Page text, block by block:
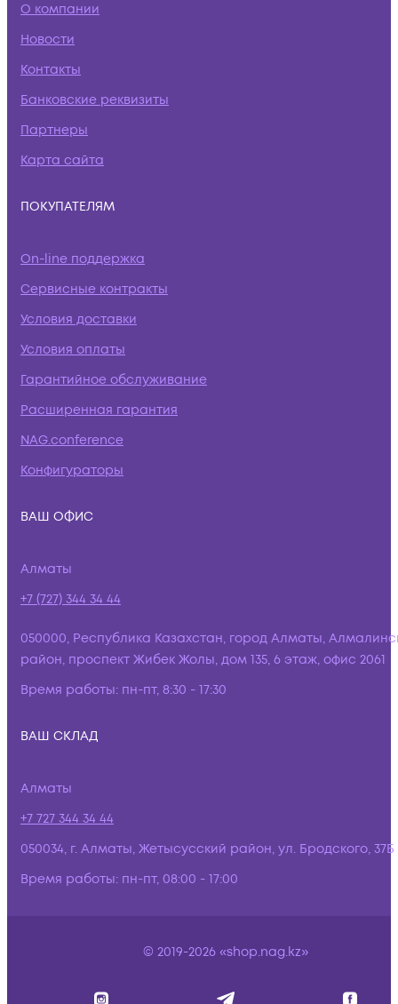
О компании
Новости
Контакты
Банковские реквизиты
Партнеры
Карта сайта
ПОКУПАТЕЛЯМ
On-line поддержка
Сервисные контракты
Условия доставки
Условия оплаты
Гарантийное обслуживание
Расширенная гарантия
NAG.conference
Конфигураторы
ВАШ ОФИС
Алматы
+7 (727) 344 34 44
050000, Республика Казахстан, город Алматы,
район, проспект Жибек Жолы, дом 135, 6 этаж, офис 2061
Время работы: пн-пт, 8:30 - 17:30
ВАШ СКЛАД
Алматы
+7 727 344 34 44
050034, г. Алматы, Жетысусский район, ул. Бродского, 37Б
Время работы: пн-пт, 08:00 - 17:00
© 2019-2026 «shop.nag.kz»